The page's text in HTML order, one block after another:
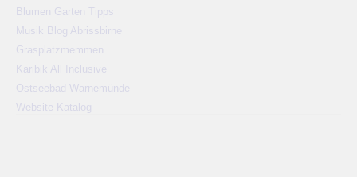
Blumen Garten Tipps
Musik Blog Abrissbirne
Grasplatzmemmen
Karibik All Inclusive
Ostseebad Warnemünde
Website Katalog